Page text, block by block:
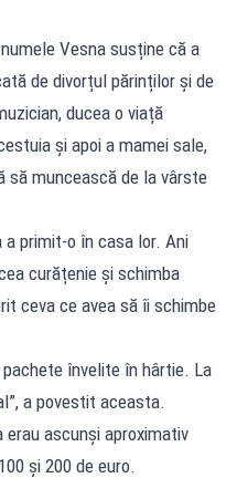
Vesna susține că a
de divorțul părinților și de
ducea o viață
și apoi a mamei sale,
să muncească de la vârste
a primit-o în casa lor. Ani
curățenie și schimba
ceva ce avea să îi schimbe
învelite în hârtie. La
a povestit aceasta.
ascunși aproximativ
și 200 de euro.